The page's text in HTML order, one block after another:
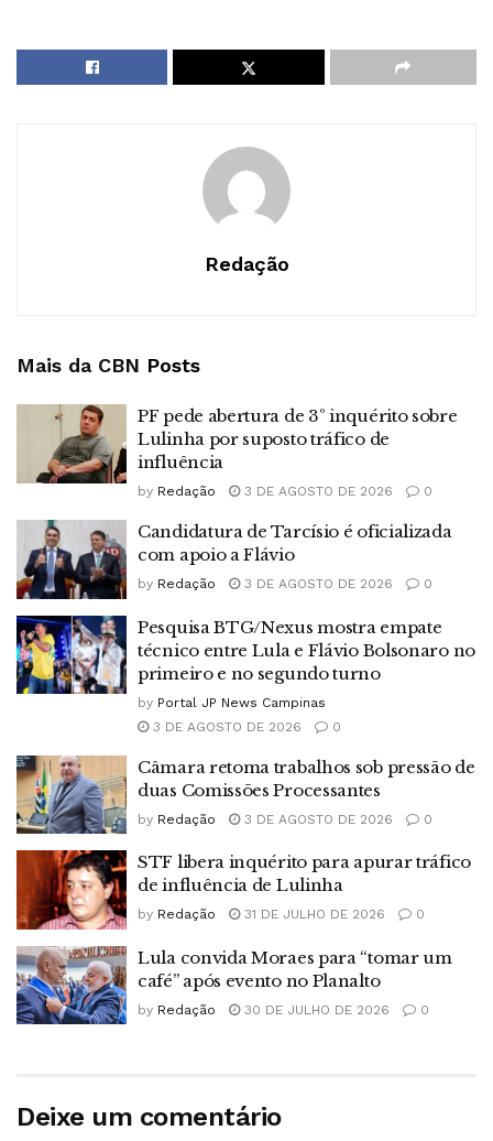
Redação
Mais da CBN Posts
PF pede abertura de 3º inquérito sobre
Lulinha por suposto tráfico de
influência
by Redação 3 DE AGOSTO DE 2026 0
Candidatura de Tarcísio é oficializada
com apoio a Flávio
by Redação 3 DE AGOSTO DE 2026 0
Pesquisa BTG/Nexus mostra empate
técnico entre Lula e Flávio Bolsonaro no
primeiro e no segundo turno
by Portal JP News Campinas
3 DE AGOSTO DE 2026
0
Câmara retoma trabalhos sob pressão de
duas Comissões Processantes
by Redação 3 DE AGOSTO DE 2026 0
STF libera inquérito para apurar tráfico
de influência de Lulinha
by Redação 31 DE JULHO DE 2026 0
Lula convida Moraes para “tomar um
café” após evento no Planalto
by Redação 30 DE JULHO DE 2026 0
Deixe um comentário